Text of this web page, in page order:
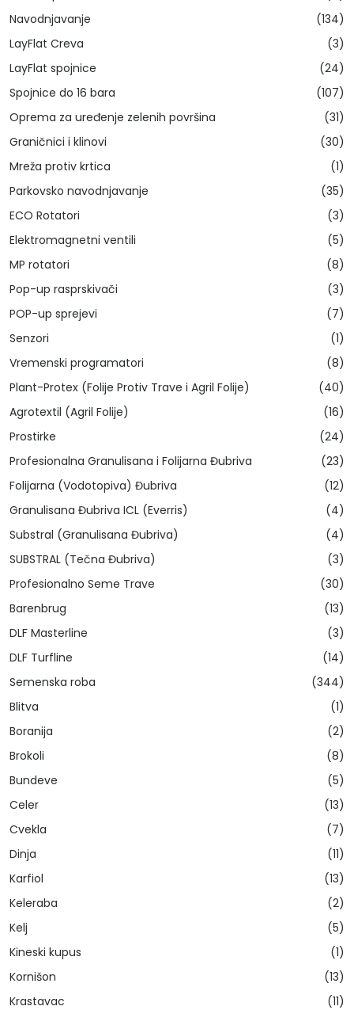
Navodnjavanje
(134)
LayFlat Creva
(3)
LayFlat spojnice
(24)
Spojnice do 16 bara
(107)
Oprema za uređenje zelenih površina
(31)
Graničnici i klinovi
(30)
Mreža protiv krtica
(1)
Parkovsko navodnjavanje
(35)
ECO Rotatori
(3)
Elektromagnetni ventili
(5)
MP rotatori
(8)
Pop-up rasprskivači
(3)
POP-up sprejevi
(7)
Senzori
(1)
Vremenski programatori
(8)
Plant-Protex (Folije Protiv Trave i Agril Folije)
(40)
Agrotextil (Agril Folije)
(16)
Prostirke
(24)
Profesionalna Granulisana i Folijarna Đubriva
(23)
Folijarna (Vodotopiva) Đubriva
(12)
Granulisana Đubriva ICL (Everris)
(4)
Substral (Granulisana Đubriva)
(4)
SUBSTRAL (Tečna Đubriva)
(3)
Profesionalno Seme Trave
(30)
Barenbrug
(13)
DLF Masterline
(3)
DLF Turfline
(14)
Semenska roba
(344)
Blitva
(1)
Boranija
(2)
Brokoli
(8)
Bundeve
(5)
Celer
(13)
Cvekla
(7)
Dinja
(11)
Karfiol
(13)
Keleraba
(2)
Kelj
(5)
Kineski kupus
(1)
Kornišon
(13)
Krastavac
(11)